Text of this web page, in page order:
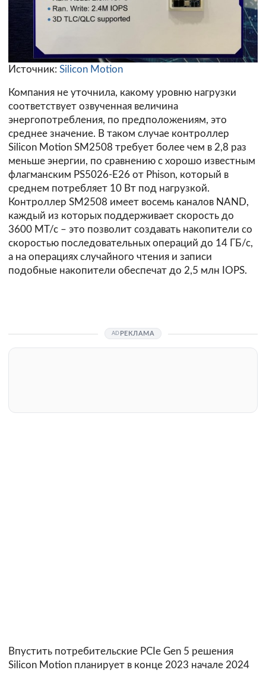
Источник: Silicon Motion
Компания не уточнила, какому уровню нагрузки
соответствует озвученная величина
энергопотребления, по предположениям, это
среднее значение. В таком случае контроллер
Silicon Motion SM2508 требует более чем в 2,8 раз
меньше энергии, по сравнению с хорошо известным
флагманским PS5026-E26 от Phison, который в
среднем потребляет 10 Вт под нагрузкой.
Контроллер SM2508 имеет восемь каналов NAND,
каждый из которых поддерживает скорость до
3600 МТ/с – это позволит создавать накопители со
скоростью последовательных операций до 14 ГБ/с,
а на операциях случайного чтения и записи
подобные накопители обеспечат до 2,5 млн IOPS.
РЕКЛАМА
Впустить потребительские PCIe Gen 5 решения
Silicon Motion планирует в конце 2023 начале 2024